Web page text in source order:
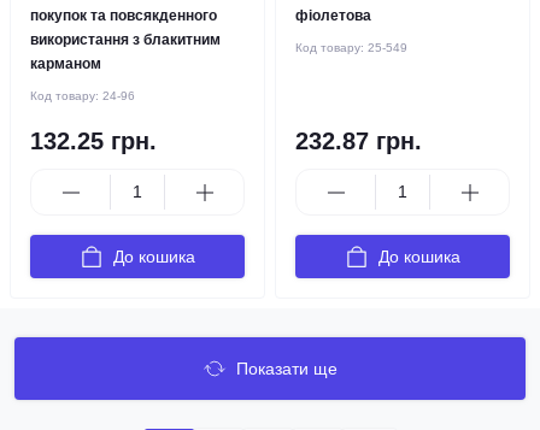
покупок та повсякденного
використання з блакитним
карманом
Код товару: 24-96
132.25 грн.
До кошика
фіолетова
Код товару: 25-549
232.87 грн.
До кошика
Показати ще